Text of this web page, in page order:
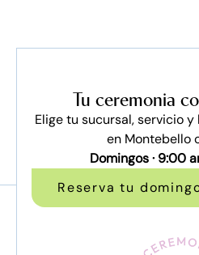
Tu ceremonia
Elige tu sucursal, servicio
en Montebello
Domingos · 9:00
Reserva tu